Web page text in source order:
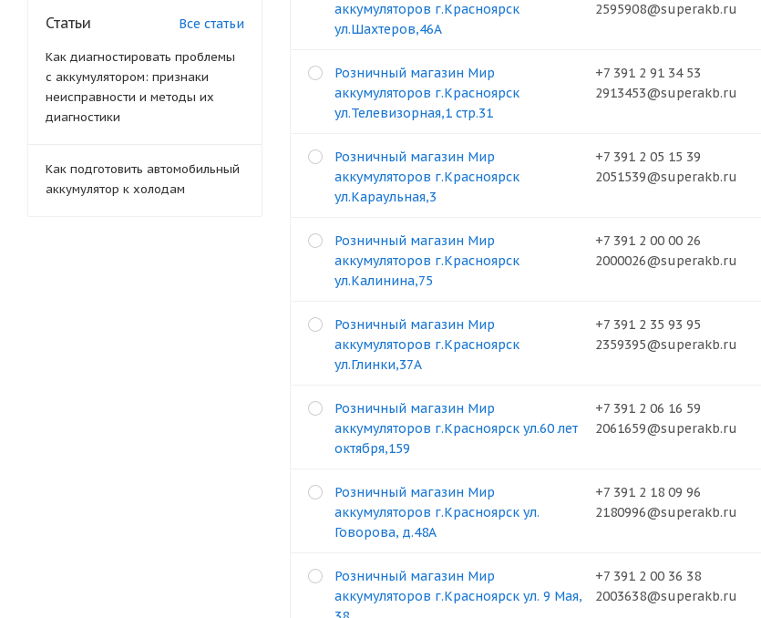
2595908@superakb.ru
аккумуляторов г.Красноярск
ул.Шахтеров,46А
+7 391 2 91 34 53
2913453@superakb.ru
Розничный магазин Мир
аккумуляторов г.Красноярск
ул.Телевизорная,1 стр.31
+7 391 2 05 15 39
2051539@superakb.ru
Розничный магазин Мир
аккумуляторов г.Красноярск
ул.Караульная,3
+7 391 2 00 00 26
2000026@superakb.ru
Розничный магазин Мир
аккумуляторов г.Красноярск
ул.Калинина,75
+7 391 2 35 93 95
2359395@superakb.ru
Розничный магазин Мир
аккумуляторов г.Красноярск
ул.Глинки,37А
+7 391 2 06 16 59
2061659@superakb.ru
Розничный магазин Мир
аккумуляторов г.Красноярск ул.60 лет
октября,159
+7 391 2 18 09 96
2180996@superakb.ru
Розничный магазин Мир
аккумуляторов г.Красноярск ул.
Говорова, д.48А
+7 391 2 00 36 38
2003638@superakb.ru
Розничный магазин Мир
аккумуляторов г.Красноярск ул. 9 Мая,
Статьи Все статьи
Как диагностировать проблемы
с аккумулятором: признаки
неисправности и методы их
диагностики
Как подготовить автомобильный
аккумулятор к холодам